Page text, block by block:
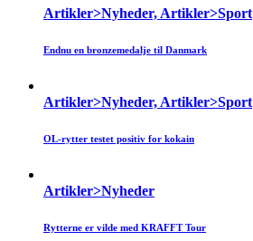
Artikler>Nyheder, Artikler>Sport
Endnu en bronzemedalje til Danmark
Artikler>Nyheder, Artikler>Sport
OL-rytter testet positiv for kokain
Artikler>Nyheder
Rytterne er vilde med KRAFFT Tour